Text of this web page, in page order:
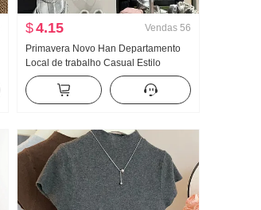
$4.15 Vendas 56
Primavera Novo Han Departamento
Local de trabalho Casual Estilo
Conjunto Feminino Elegância
Listrado Camisa Cintura alta Saia
midi Conjunto de duas peças